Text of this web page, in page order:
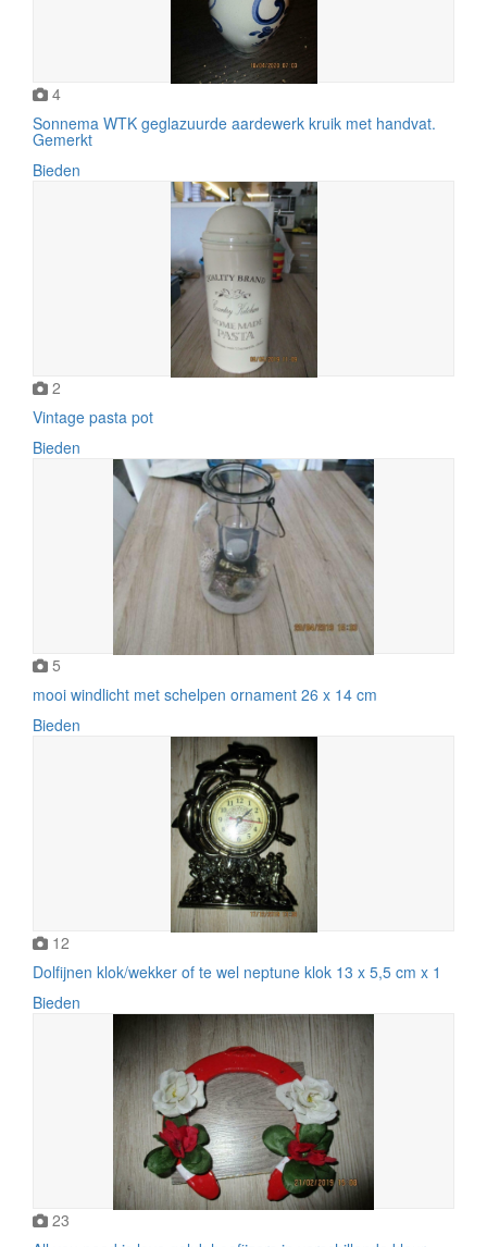
4
Sonnema WTK geglazuurde aardewerk kruik met handvat.
Gemerkt
Bieden
2
Vintage pasta pot
Bieden
5
mooi windlicht met schelpen ornament 26 x 14 cm
Bieden
12
Dolfijnen klok/wekker of te wel neptune klok 13 x 5,5 cm x 1
Bieden
23